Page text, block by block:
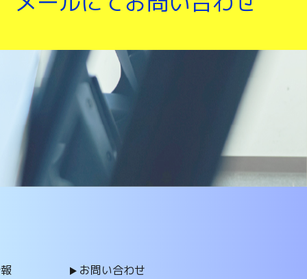
お問い合わせ